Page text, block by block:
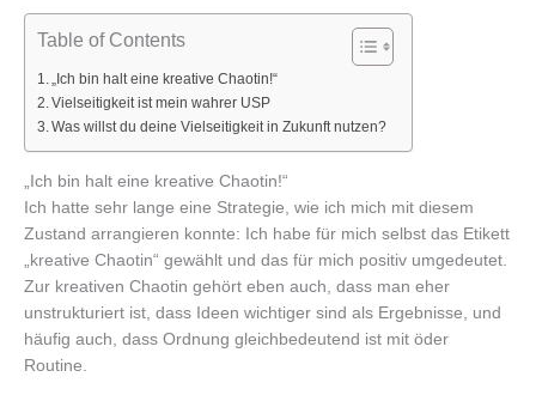
Table of Contents
„Ich bin halt eine kreative Chaotin!“
Vielseitigkeit ist mein wahrer USP
Was willst du deine Vielseitigkeit in Zukunft nutzen?
„Ich bin halt eine kreative Chaotin!“
Ich hatte sehr lange eine Strategie, wie ich mich mit diesem
Zustand arrangieren konnte: Ich habe für mich selbst das Etikett
„kreative Chaotin“ gewählt und das für mich positiv umgedeutet.
Zur kreativen Chaotin gehört eben auch, dass man eher
unstrukturiert ist, dass Ideen wichtiger sind als Ergebnisse, und
häufig auch, dass Ordnung gleichbedeutend ist mit öder
Routine.